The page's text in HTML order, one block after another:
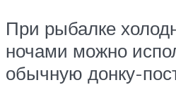
При рыбалке
ночами можно
обычную донку-